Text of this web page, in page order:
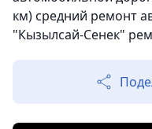
км) средний ремонт
"Кызылсай-Сенек"